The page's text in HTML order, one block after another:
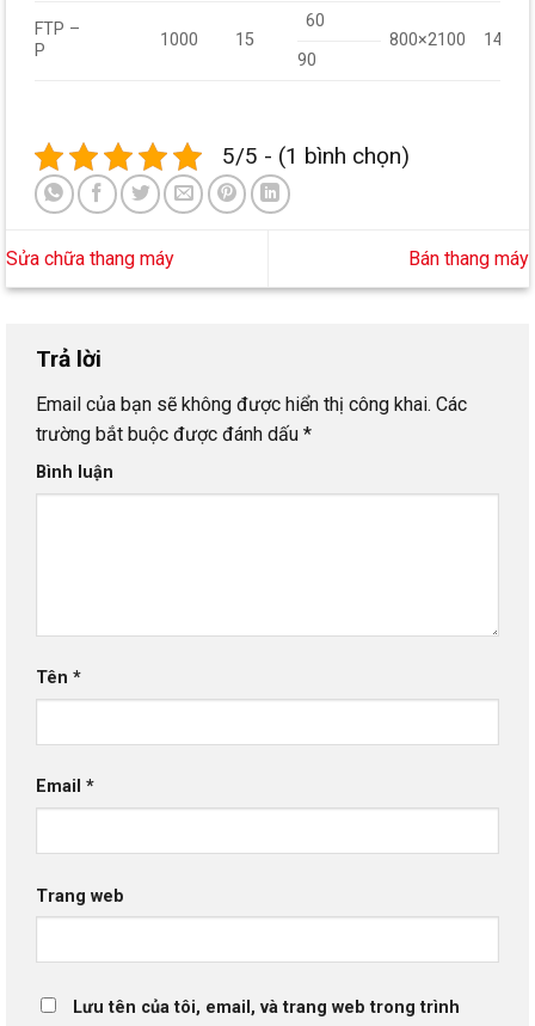
FTP –
P
1000 15
60
800×2100
90
5/5 - (1 bình chọn)
Sửa chữa thang máy Bán thang máy
Trả lời
Email của bạn sẽ không được hiển thị công khai. Các
trường bắt buộc được đánh dấu *
Bình luận
Tên *
Email *
Trang web
Lưu tên của tôi, email, và trang web trong trình